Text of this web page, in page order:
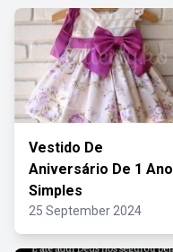
Vestido De
Aniversário De 1 Ano
Simples
25 September 2024